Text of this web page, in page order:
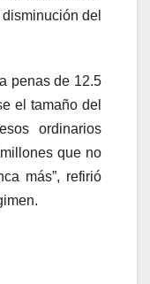
del
penas de 12.5
el tamaño del
ordinarios
que no
más”, refirió